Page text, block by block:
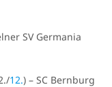
SV Germania
12.) – SC Bernburg